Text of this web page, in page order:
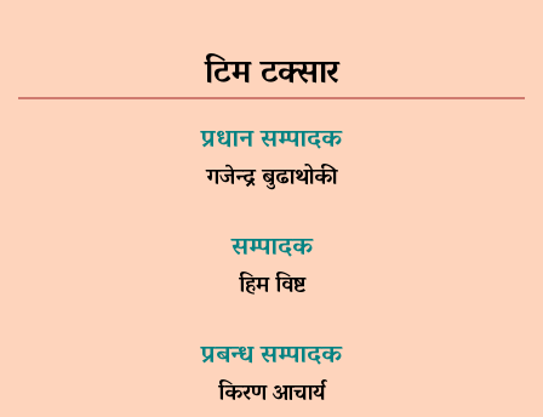
टिम टक्सार
प्रधान सम्पादक
गजेन्द्र बुढाथोकी
सम्पादक
हिम विष्ट
प्रबन्ध सम्पादक
किरण आचार्य